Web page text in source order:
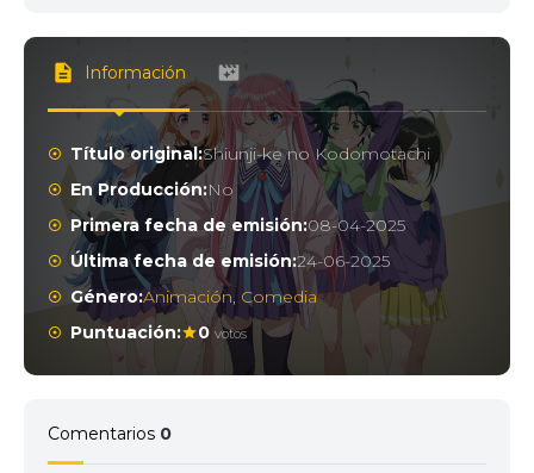
Información
Título original:Shiunji-ke no Kodomotachi
En Producción:No
Primera fecha de emisión:08-04-2025
Última fecha de emisión:24-06-2025
Género:Animación, Comedia
Puntuación:
0 votos
Comentarios 0